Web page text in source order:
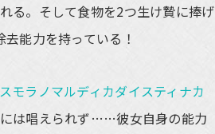
る。そして食物を2つ生け贄に捧げ
能力を持っている！
モラノマルディカダイスティナカ
は唱えられず……彼女自身の能力